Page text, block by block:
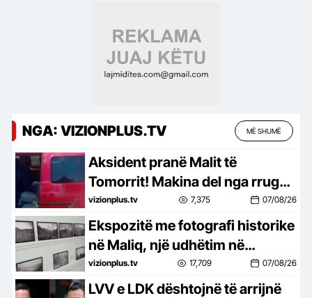
NGA: VIZIONPLUS.TV MË SHUMË
Aksident pranë Malit të
Tomorrit! Makina del nga rruga
pasi nuk i punuan frenat, 7 të
plagosur, 2 në gjendje rë rëndë
vizionplus.tv 7,375 07/08/26
Ekspozitë me fotografi historike
në Maliq, një udhëtim në
kujtesën e Luftës Italo-Greke
vizionplus.tv 17,709 07/08/26
LVV e LDK dështojnë të arrijnë